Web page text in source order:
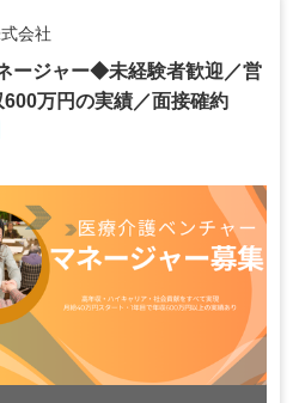
会社
ージャー◆未経験者歓迎／営
万円の実績／面接確約